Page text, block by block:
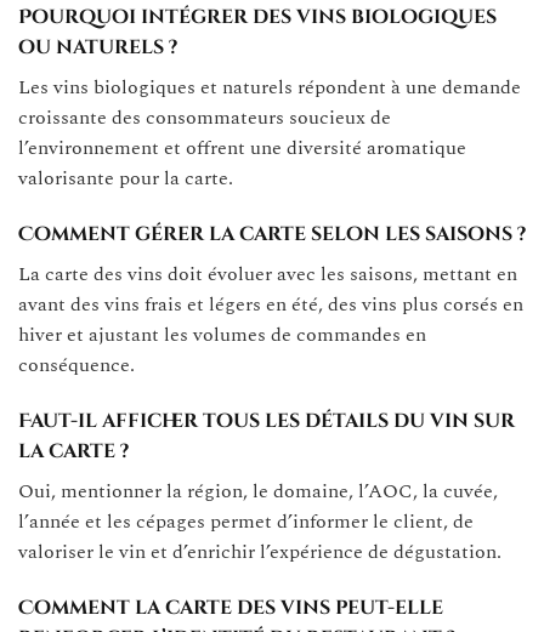
Pourquoi intégrer des vins biologiques
ou naturels ?
Les vins biologiques et naturels répondent à une demande
croissante des consommateurs soucieux de
l’environnement et offrent une diversité aromatique
valorisante pour la carte.
Comment gérer la carte selon les saisons ?
La carte des vins doit évoluer avec les saisons, mettant en
avant des vins frais et légers en été, des vins plus corsés en
hiver et ajustant les volumes de commandes en
conséquence.
Faut-il afficher tous les détails du vin sur
la carte ?
Oui, mentionner la région, le domaine, l’AOC, la cuvée,
l’année et les cépages permet d’informer le client, de
valoriser le vin et d’enrichir l’expérience de dégustation.
Comment la carte des vins peut-elle